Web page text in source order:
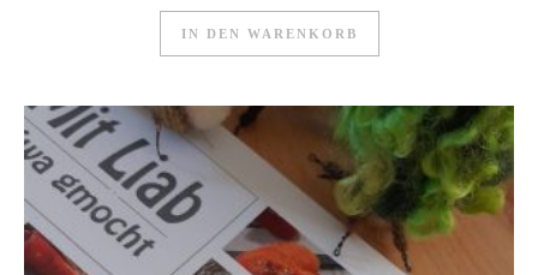
IN DEN WARENKORB